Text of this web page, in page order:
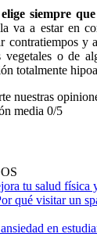
elige siempre
va a estar en
contratiempos y
o de
totalmente
nuestras
media 0/5
qué visitar un